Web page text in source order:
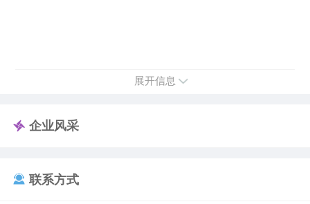
展开信息
企业风采
联系方式